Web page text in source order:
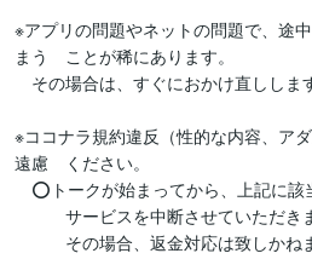
※アプリの問題やネットの問題で、途
まう　ことが稀にあります。
その場合は、すぐにおかけ直ししま
※ココナラ規約違反（性的な内容、ア
遠慮　ください。
⭕️トークが始まってから、上記に該
サービスを中断させていただきま
その場合、返金対応は致しかねま